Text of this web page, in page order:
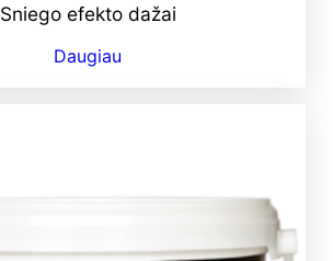
Sniego efekto dažai
Daugiau